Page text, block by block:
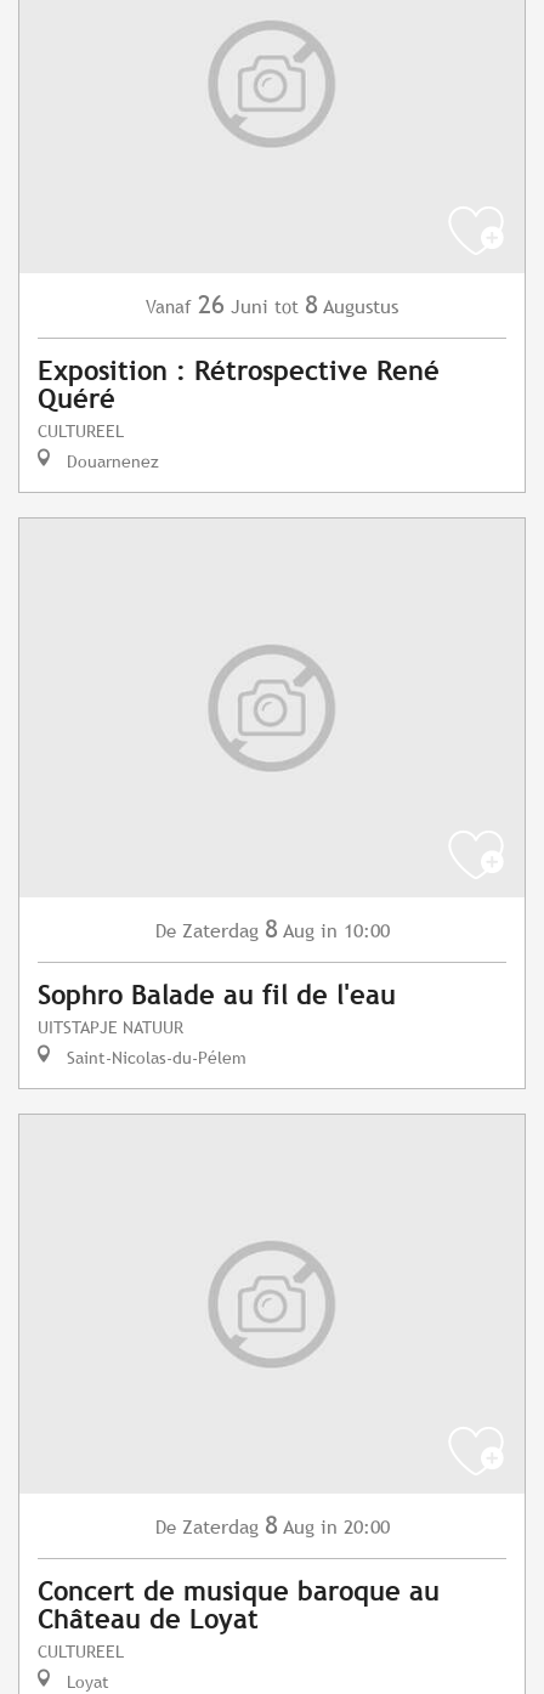
Vanaf 26 Juni tot 8 Augustus
Exposition : Rétrospective René
Quéré
CULTUREEL
Douarnenez
De Zaterdag 8 Aug in 10:00
Sophro Balade au fil de l'eau
UITSTAPJE NATUUR
Saint-Nicolas-du-Pélem
De Zaterdag 8 Aug in 20:00
Concert de musique baroque au
Château de Loyat
CULTUREEL
Loyat